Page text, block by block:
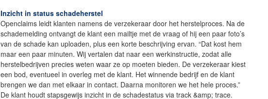
Inzicht in status schadeherstel
Openclaims leidt klanten namens de verzekeraar door het herstelproces. Na de
schademelding ontvangt de klant een mailtje met de vraag of hij een paar foto’s
van de schade kan uploaden, plus een korte beschrijving ervan. “Dat kost hem
maar een paar minuten. Wij vertalen dat naar een werkinstructie, zodat alle
herstelbedrijven precies weten waar ze op moeten bieden. De verzekeraar kiest
een bod, eventueel in overleg met de klant. Het winnende bedrijf en de klant
brengen we dan met elkaar in contact. Daarna monitoren we het hele proces.”
De klant houdt stapsgewijs inzicht in de schadestatus via track &amp; trace.